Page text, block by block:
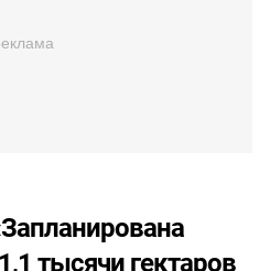
тысячи гектаров